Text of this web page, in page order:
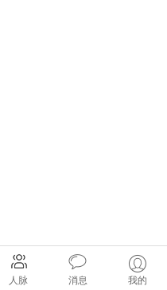
人脉 消息 我的